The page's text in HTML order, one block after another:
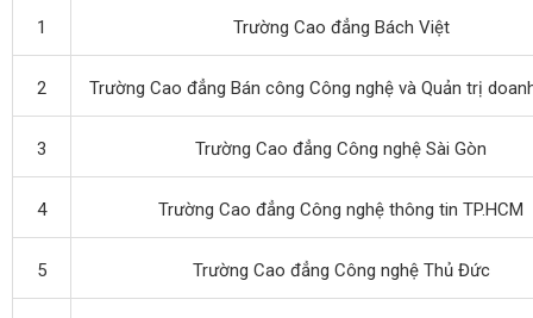
1 Trường Cao đẳng Bách Việt
2 Trường Cao đẳng Bán công Công nghệ và Quản trị
3 Trường Cao đẳng Công nghệ Sài Gòn
4 Trường Cao đẳng Công nghệ thông tin TP.HCM
5 Trường Cao đẳng Công nghệ Thủ Đức